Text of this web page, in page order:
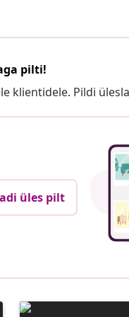
pilti!
klientidele. Pildi
üles pilt